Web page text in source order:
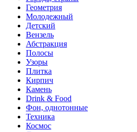
Геометрия
Молодежный
Детский
Вензель
Абстракция
Полосы
Узоры
Плитка
Кирпич
Камень
Drink & Food
Фон, однотонные
Техника
Космос